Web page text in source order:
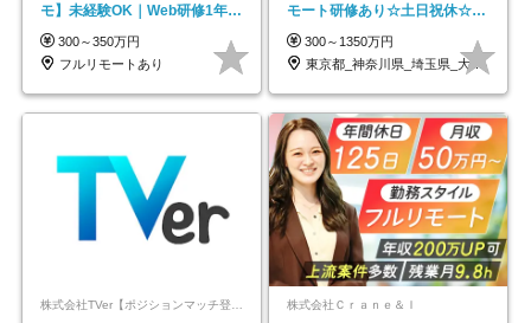
モ】未経験OK｜Web研修1年間
｜副業OK
300～350万円
フルリモートあり
モート研修あり☆土日祝休☆20
代～30代活躍/b
300～1350万円
東京都_神奈川県_埼玉県_大阪府_愛知県…
株式会社TVer【ポジションマッチ登録】 株式会社Ｃｒａｎｅ＆Ｉ